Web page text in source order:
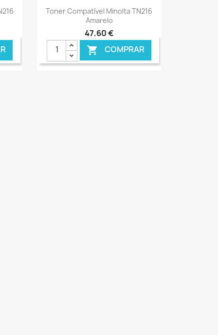
Ver+
Toner Compatível Minolta TN216
Amarelo
47,60 €
 COMPRAR